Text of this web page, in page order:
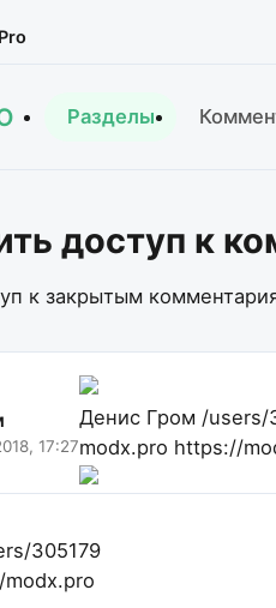
Разделы
доступ к
к закрытым
17:27
Денис Гром /users/
modx.pro https://
305179